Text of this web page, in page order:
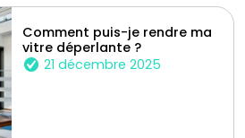
Comment puis-je rendre ma
vitre déperlante ?
21 décembre 2025